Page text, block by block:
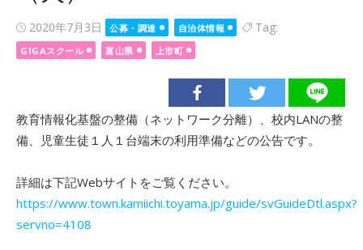
Posted
on
2020年7月3日 公募・調達 自治体情報 Tag:
GIGAスクール 富山県 上市町
教育情報化基盤の整備（ネットワーク分離）、校内LANの整
備、児童生徒１人１台端末の利用準備などの公告です。
詳細は下記Webサイトをご覧ください。
https://www.town.kamiichi.toyama.jp/guide/svGuideDtl.aspx?
servno=4108